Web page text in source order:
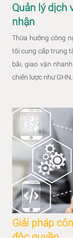
Quản lý dịch
nhận
Thừa hưởng công
tôi cung cấp trung
bãi, giao vận
chiến lược như
Giải pháp